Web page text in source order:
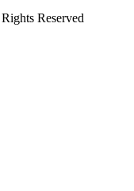
Reserved